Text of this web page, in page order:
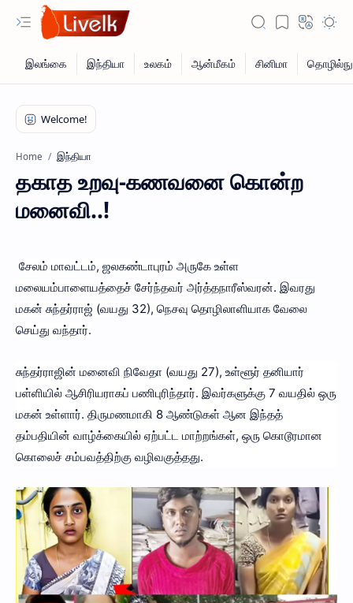
Home இந்தியா
தகாத உறவு-கணவனை கொன்ற
மனைவி..!
சேலம் மாவட்டம், ஜலகண்டாபுரம் அருகே உள்ள
மலையம்பாளையத்தைச் சேர்ந்தவர் அர்த்தநாரீஸ்வரன். இவரது
மகன் சுந்தர்ராஜ் (வயது 32), நெசவு தொழிலாளியாக வேலை
செய்து வந்தார்.
சுந்தர்ராஜின் மனைவி நிவேதா (வயது 27), உள்ளூர் தனியார்
பள்ளியில் ஆசிரியராகப் பணிபுரிந்தார். இவர்களுக்கு 7 வயதில் ஒரு
மகன் உள்ளார். திருமணமாகி 8 ஆண்டுகள் ஆன இந்தத்
தம்பதியின் வாழ்க்கையில் ஏற்பட்ட மாற்றங்கள், ஒரு கொடூரமான
கொலைச் சம்பவத்திற்கு வழிவகுத்தது.